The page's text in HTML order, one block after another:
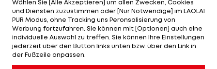
fehlende Führungsqualität vor und kritisierte auch
Premierminister Boris Johnson. "Was er zum Sport
gesagt hat, war: 'Wir treffen später eine
Entscheidung'", schrieb Rooney.
Wählen Sie [Alle Akzeptieren] um allen Zwecken, Cookies
und Diensten zuzustimmen oder [Nur Notwendige] im LAOLA1
PUR Modus, ohne Tracking uns Peronsalisierung von
Werbung fortzufahren. Sie können mit [Optionen] auch eine
individuelle Auswahl zu treffen. Sie können Ihre Einstellungen
jederzeit über den Button links unten bzw. über den Link in
der Fußzeile anpassen.